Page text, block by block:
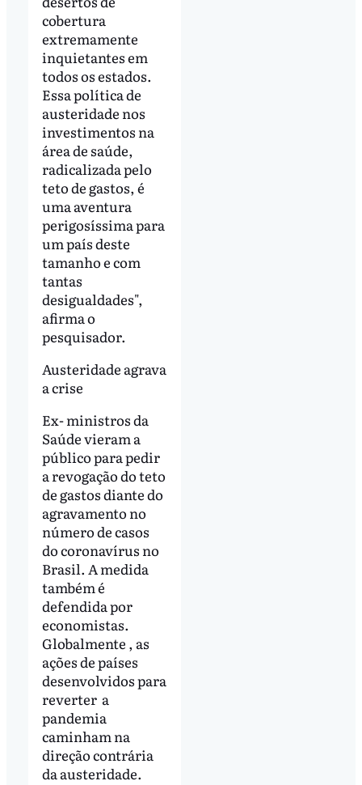
cobertura
extremamente
inquietantes em
todos os estados.
Essa política de
austeridade nos
investimentos na
área de saúde,
radicalizada pelo
teto de gastos, é
uma aventura
perigosíssima para
um país deste
tamanho e com
tantas
desigualdades",
afirma o
pesquisador.
Austeridade agrava
a crise
Ex- ministros da
Saúde vieram a
público para pedir
a revogação do teto
de gastos diante do
agravamento no
número de casos
do coronavírus no
Brasil. A medida
também é
defendida por
economistas.
Globalmente , as
ações de países
desenvolvidos para
reverter a
pandemia
caminham na
direção contrária
da austeridade.